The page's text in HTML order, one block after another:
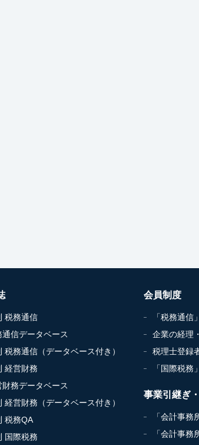
税務通信
通信データベース
税務通信（データベース付き）
経営財務
財務データベース
経営財務（データベース付き）
税務QA
国際税務
会員制度
「税務通信
企業の経理
税理士登録
「国際税務
事業引継ぎ
「会計事
「会計事務